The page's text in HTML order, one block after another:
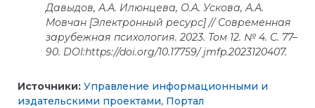
Давыдов, А.А. Илюнцева, О.А. Ускова, А.А.
Мовчан [Электронный ресурс] // Современная
зарубежная психология. 2023. Том 12. № 4. C. 77–
90. DOI:https://doi.org/10.17759/ jmfp.2023120407.
Источники: Управление информационными и
издательскими проектами, Портал